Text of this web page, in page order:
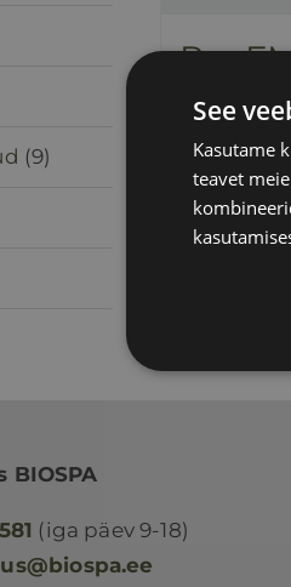
Pro
Lisa korvi
(9)
BIOSPA
(iga päev 9-18)
See
Kasutame
teavet